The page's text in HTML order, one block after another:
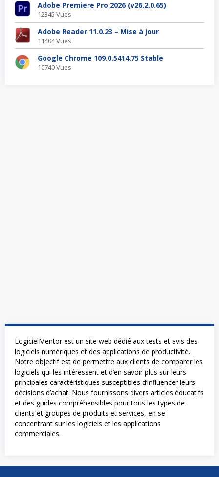
Adobe Premiere Pro 2026 (v26.2.0.65)
12345 Vues
Adobe Reader 11.0.23 – Mise à jour
11404 Vues
Google Chrome 109.0.5414.75 Stable
10740 Vues
LogicielMentor est un site web dédié aux tests et avis des
logiciels numériques et des applications de productivité.
Notre objectif est de permettre aux clients de comparer les
logiciels qui les intéressent et d’en savoir plus sur leurs
principales caractéristiques susceptibles d’influencer leurs
décisions d’achat. Nous fournissons divers articles éducatifs
et des guides compréhensibles pour tous les types de
clients et groupes de produits et services, en se
concentrant sur les logiciels et les applications
commerciales.